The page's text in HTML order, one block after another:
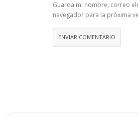
Guarda mi nombre, correo
navegador para la próxima